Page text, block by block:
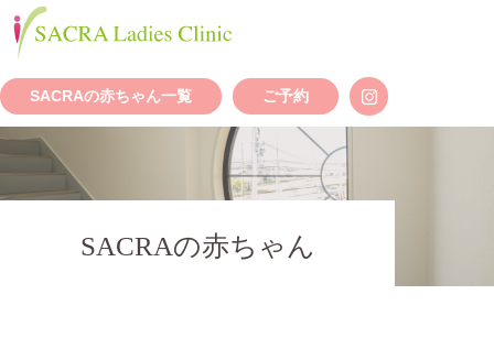
SACRAの赤ちゃん一覧 ご予約
SACRAの赤ちゃん